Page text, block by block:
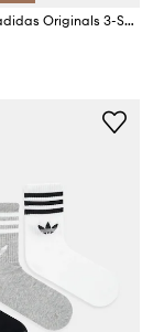
Шкарпетки adidas Originals 3-Stripes 3-pack